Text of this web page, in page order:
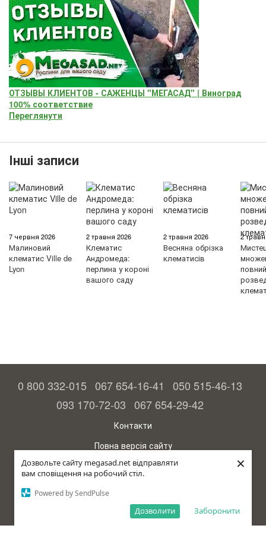
Дозвольте сайту megasad.net відправляти
вам сповіщення на робочий стіл.
Powered by SendPulse
Заборонити
Дозволити
×
ОТЗЫВЫ КЛИЕНТОВ - САЖЕНЦЫ "МЕГАСАД" | Виноград
100% соответствие
Переглянути
Інші записи
7 червня 2026
Малиновий
клематис Ville de
Lyon
2 травня 2026
Клематис
Андромеда:
перлина у короні
вашого саду
2 травня 2026
Весняна обрізка
клематисів
2
повний
0 800 332-015 067 654-16-41
050 515-46-13
093 170-72-03 067 654-29-42
Контакти
Повна версія сайту
© 2015—2026
Megasad – гарантія високого врожаю
рус (країна-терорист)